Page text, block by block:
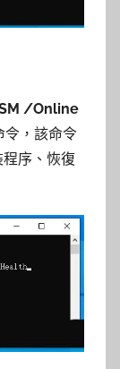
/Online
令，該命令
序、恢復